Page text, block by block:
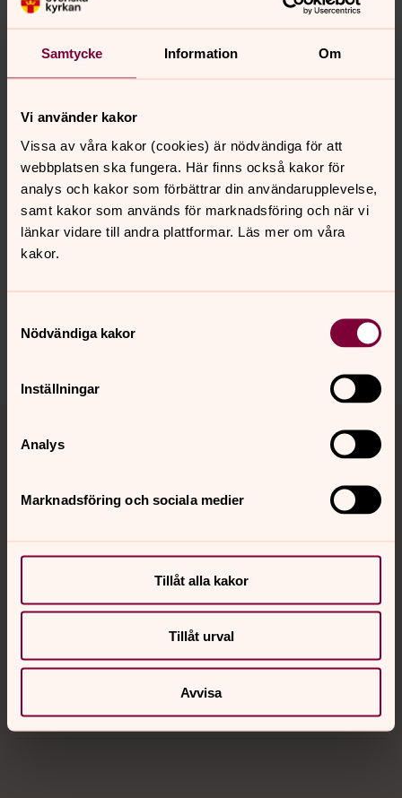
Samtycke Information Om
Vi använder kakor
Vissa av våra kakor (cookies) är nödvändiga för att
webbplatsen ska fungera. Här finns också kakor för
analys och kakor som förbättrar din användarupplevelse,
samt kakor som används för marknadsföring och när vi
länkar vidare till andra plattformar. Läs mer om våra
kakor.
Nödvändiga kakor
Inställningar
Analys
Marknadsföring och sociala medier
Tillåt alla kakor
Tillåt urval
Avvisa
Direkt:036-85889
E-post:anna.vred@svenskakyrkan.se
Mer om Anna Vred
Synpunkter eller frågor på sidans
innehåll?
lekeryds.forsamling@svenskakyrkan.se
Kontakt